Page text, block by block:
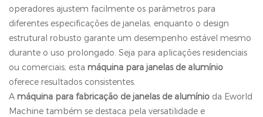
operadores ajustem facilmente os parâmetros para
diferentes especificações de janelas, enquanto o design
estrutural robusto garante um desempenho estável mesmo
durante o uso prolongado. Seja para aplicações residenciais
ou comerciais, esta máquina para janelas de alumínio
oferece resultados consistentes.
A máquina para fabricação de janelas de alumínio da Eworld
Machine também se destaca pela versatilidade e